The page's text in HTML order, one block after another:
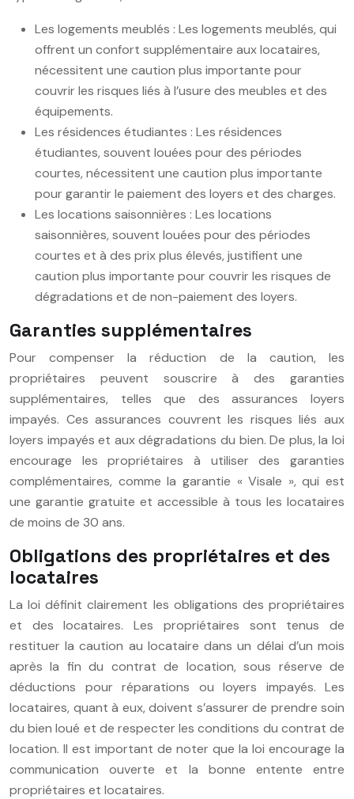
Les logements meublés : Les logements meublés, qui
offrent un confort supplémentaire aux locataires,
nécessitent une caution plus importante pour
couvrir les risques liés à l’usure des meubles et des
équipements.
Les résidences étudiantes : Les résidences
étudiantes, souvent louées pour des périodes
courtes, nécessitent une caution plus importante
pour garantir le paiement des loyers et des charges.
Les locations saisonnières : Les locations
saisonnières, souvent louées pour des périodes
courtes et à des prix plus élevés, justifient une
caution plus importante pour couvrir les risques de
dégradations et de non-paiement des loyers.
Garanties supplémentaires
Pour compenser la réduction de la caution, les
propriétaires peuvent souscrire à des garanties
supplémentaires, telles que des assurances loyers
impayés. Ces assurances couvrent les risques liés aux
loyers impayés et aux dégradations du bien. De plus, la loi
encourage les propriétaires à utiliser des garanties
complémentaires, comme la garantie « Visale », qui est
une garantie gratuite et accessible à tous les locataires
de moins de 30 ans.
Obligations des propriétaires et des
locataires
La loi définit clairement les obligations des propriétaires
et des locataires. Les propriétaires sont tenus de
restituer la caution au locataire dans un délai d’un mois
après la fin du contrat de location, sous réserve de
déductions pour réparations ou loyers impayés. Les
locataires, quant à eux, doivent s’assurer de prendre soin
du bien loué et de respecter les conditions du contrat de
location. Il est important de noter que la loi encourage la
communication ouverte et la bonne entente entre
propriétaires et locataires.